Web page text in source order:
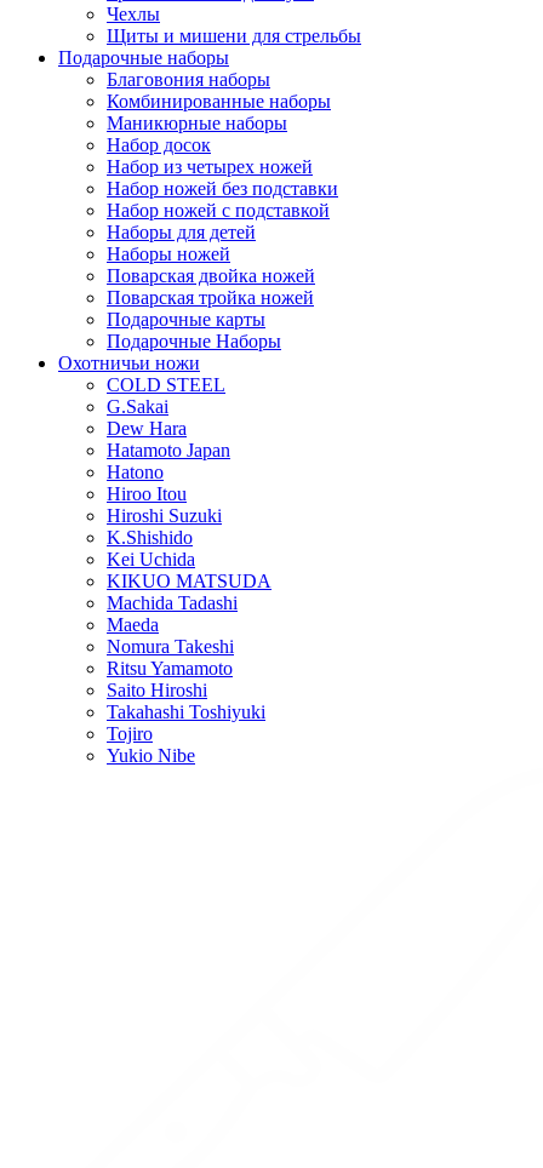
Чехлы
Щиты и мишени для стрельбы
Подарочные наборы
Благовония наборы
Комбинированные наборы
Маникюрные наборы
Набор досок
Набор из четырех ножей
Набор ножей без подставки
Набор ножей с подставкой
Наборы для детей
Наборы ножей
Поварская двойка ножей
Поварская тройка ножей
Подарочные карты
Подарочные Наборы
Охотничьи ножи
COLD STEEL
G.Sakai
Dew Hara
Hatamoto Japan
Hatono
Hiroo Itou
Hiroshi Suzuki
K.Shishido
Kei Uchida
KIKUO MATSUDA
Machida Tadashi
Maeda
Nomura Takeshi
Ritsu Yamamoto
Saito Hiroshi
Takahashi Toshiyuki
Tojiro
Yukio Nibe